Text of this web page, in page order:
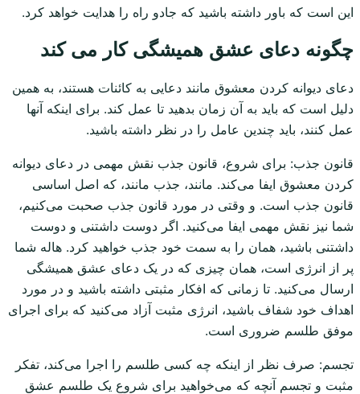
این است که باور داشته باشید که جادو راه را هدایت خواهد کرد.
چگونه دعای عشق همیشگی کار می کند
دعای دیوانه کردن معشوق مانند دعایی به کائنات هستند، به همین
دلیل است که باید به آن زمان بدهید تا عمل کند. برای اینکه آنها
عمل کنند، باید چندین عامل را در نظر داشته باشید.
قانون جذب: برای شروع، قانون جذب نقش مهمی در دعای دیوانه
کردن معشوق ایفا می‌کند. مانند، جذب مانند، که اصل اساسی
قانون جذب است. و وقتی در مورد قانون جذب صحبت می‌کنیم،
شما نیز نقش مهمی ایفا می‌کنید. اگر دوست داشتنی و دوست
داشتنی باشید، همان را به سمت خود جذب خواهید کرد. هاله شما
پر از انرژی است، همان چیزی که در یک دعای عشق همیشگی
ارسال می‌کنید. تا زمانی که افکار مثبتی داشته باشید و در مورد
اهداف خود شفاف باشید، انرژی مثبت آزاد می‌کنید که برای اجرای
موفق طلسم ضروری است.
تجسم: صرف نظر از اینکه چه کسی طلسم را اجرا می‌کند، تفکر
مثبت و تجسم آنچه که می‌خواهید برای شروع یک طلسم عشق